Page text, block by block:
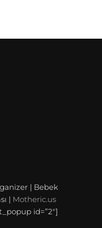
| Bebek
| Motheric.us
id=”2″]